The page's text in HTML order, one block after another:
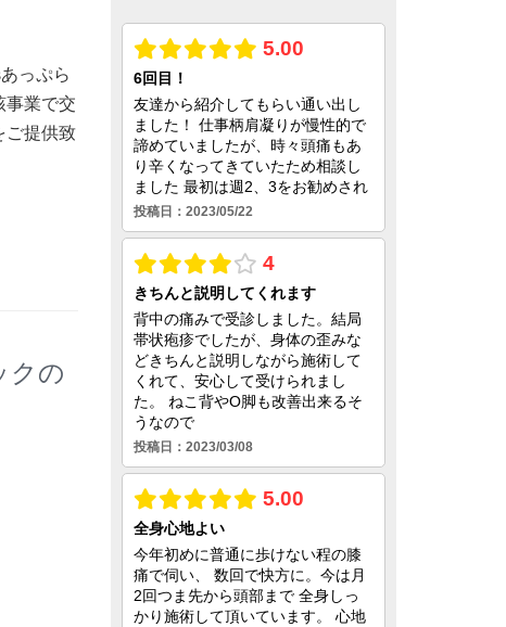
っぷら
業で交
ご提供致
クの